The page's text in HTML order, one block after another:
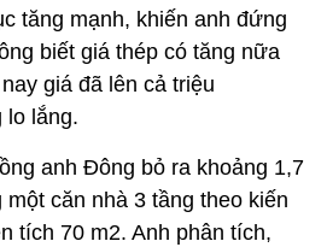
tăng mạnh, khiến anh đứng
biết giá thép có tăng nữa
giá đã lên cả triệu
lo lắng.
anh Đông bỏ ra khoảng 1,7
căn nhà 3 tầng theo kiến
tích 70 m2. Anh phân tích,